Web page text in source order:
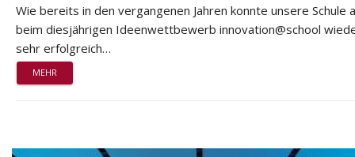
Wie bereits in den vergangenen Jahren konnte unsere Schule
beim diesjährigen Ideenwettbewerb innovation@school
sehr erfolgreich…
MEHR